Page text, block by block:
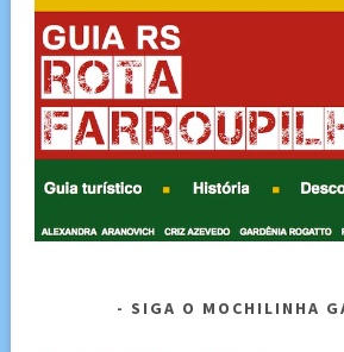
SIGA O MOCHILINHA